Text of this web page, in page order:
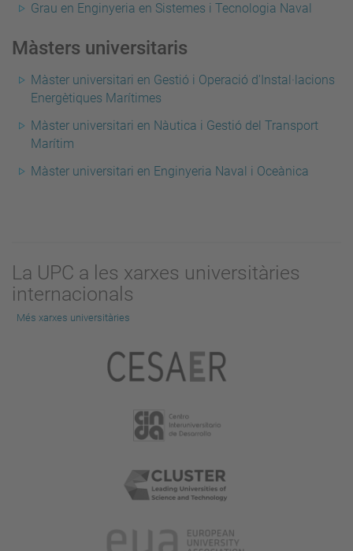
Grau en Enginyeria en Sistemes i Tecnologia Naval
Màsters universitaris
Màster universitari en Gestió i Operació d'Instal·lacions
Energètiques Marítimes
Màster universitari en Nàutica i Gestió del Transport
Marítim
Màster universitari en Enginyeria Naval i Oceànica
La UPC a les xarxes universitàries
internacionals
Més xarxes universitàries